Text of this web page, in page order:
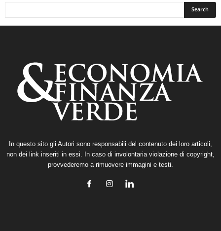
In questo sito gli Autori sono responsabili del contenuto dei loro articoli,
non dei link inseriti in essi. In caso di involontaria violazione di copyright,
provvederemo a rimuovere immagini e testi.